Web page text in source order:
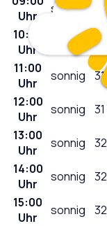
Uhr
sonnig 29
10:00
Uhr
sonnig 29
11:00
Uhr
sonnig 31
12:00
Uhr
sonnig 31
13:00
Uhr
sonnig 32
14:00
Uhr
sonnig 32
15:00
Uhr
sonnig 32